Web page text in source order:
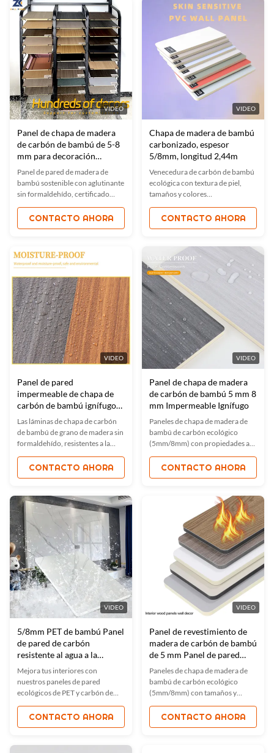
y espacios comerciales. Calidad
certificada ISO con opciones
OEM disponibles.
personalizables, fácil de instalar,
ideal para hogares, oficinas,
hoteles, sostenible y duradero.
VIDEO
Panel de chapa de madera
de carbón de bambú de 5-8
mm para decoración
interior
Panel de pared de madera de
bambú sostenible con aglutinante
sin formaldehído, certificado
ISO9001. Cuenta con
propiedades impermeables,
ignífugas y neutralizadoras de
personalizados, fácil instalación,
ideal para hoteles, oficinas y
hogares. OEM/ODM disponible.
CONTACTO AHORA
VIDEO
Chapa de madera de bambú
carbonizado, espesor
5/8mm, longitud 2,44m
Venecedura de carbón de bambú
ecológica con textura de piel,
tamaños y colores
personalizables (2.44-3.6m).Ideal
para hoteles, oficinas y hogares.
CONTACTO AHORA
VIDEO
Panel de pared
impermeable de chapa de
carbón de bambú ignífugo
1220x2440mm
Las láminas de chapa de carbón
de bambú de grano de madera sin
formaldehído, resistentes a la
llama, ofrecen soluciones
impermeables, ignífugas y
ecológicas para interiores.con
hotelesCombina la estética
natural con las características de
seguridad avanzadas.
CONTACTO AHORA
VIDEO
Panel de chapa de madera
de carbón de bambú 5 mm 8
mm Impermeable Ignífugo
Paneles de chapa de madera de
bambú de carbón ecológico
(5mm/8mm) con propiedades a
prueba de agua, fuego y
humedad. Diseño moderno,
colores y tamaños
interiores / exteriores.Certificado
ISO, fácil de instalar, duradero y
ligero, adecuado para hogares,
oficinas, hoteles y más.
CONTACTO AHORA
VIDEO
5/8mm PET de bambú Panel
de pared de carbón
resistente al agua a la
humedad
Mejora tus interiores con
nuestros paneles de pared
ecológicos de PET y carbón de
bambú, que ofrecen propiedades
impermeables, a prueba de
humedad y resistentes al fuego.
paneles flexibles ofrecen una fácil
CONTACTO AHORA
VIDEO
Panel de revestimiento de
madera de carbón de bambú
de 5 mm Panel de pared
impermeable de 2440 mm
Paneles de chapa de madera de
bambú de carbón ecológico
(5mm/8mm) con tamaños y
colores personalizables. A prueba
de fuego, impermeable y
resistente a los arañazos
CONTACTO AHORA